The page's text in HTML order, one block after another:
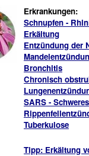
Erkrankungen:
Schnupfen -
Erkältung
Entzündung der
Bronchitis
Chronisch
SARS -
Tuberkulose
Tipp: Erkältung